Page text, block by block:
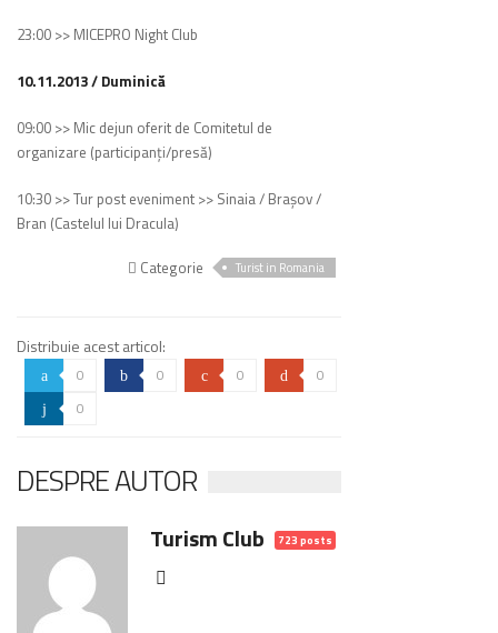
23:00 >> MICEPRO Night Club
10.11.2013 / Duminică
09:00 >> Mic dejun oferit de Comitetul de
organizare (participanţi/presă)
10:30 >> Tur post eveniment >> Sinaia / Braşov /
Bran (Castelul lui Dracula)
Categorie
Turist in Romania
Distribuie acest articol:
a 0 b 0 c 0 d 0
j 0
DESPRE AUTOR
Turism Club 723 posts